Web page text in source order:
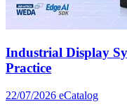
Industrial Display
Practice
22/07/2026 eCatalog